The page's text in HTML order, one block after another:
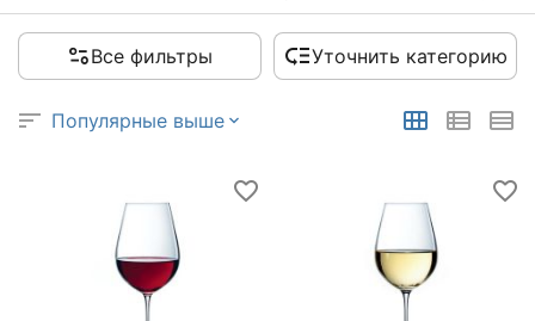
Все фильтры Уточнить категорию
Популярные выше